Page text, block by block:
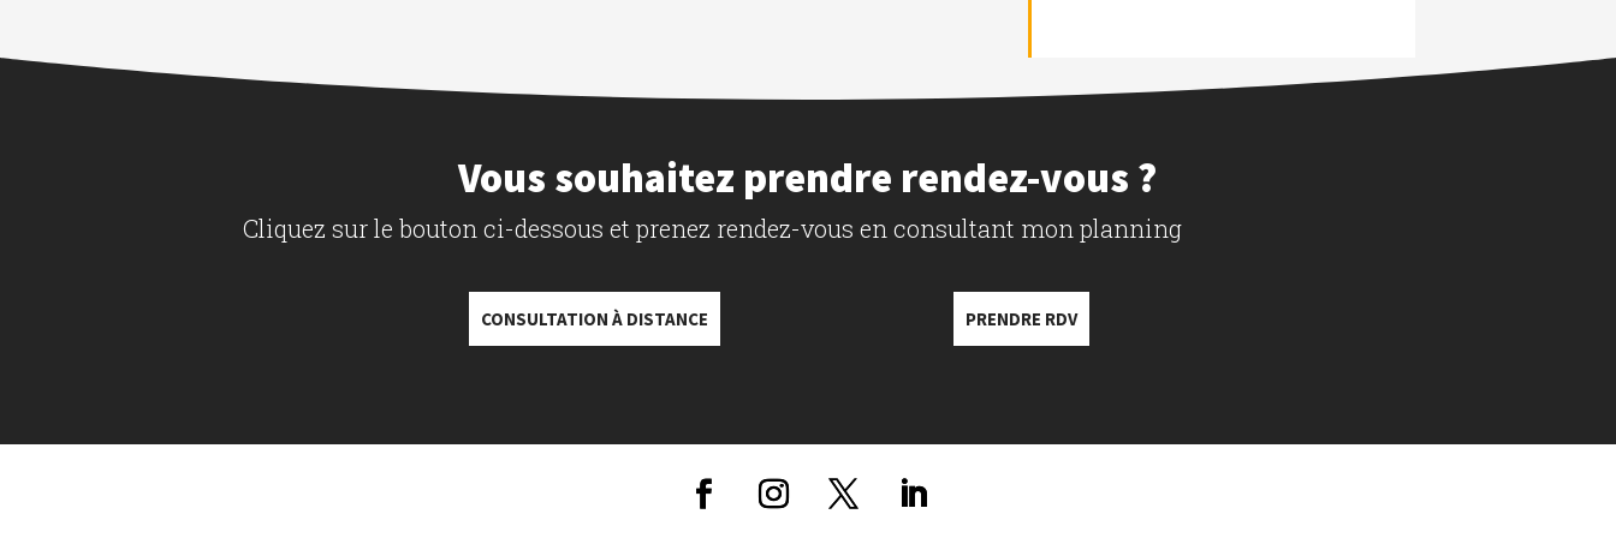
Vous souhaitez prendre rendez-vous ?
Cliquez sur le bouton ci-dessous et prenez rendez-vous en consultant mon planning
CONSULTATION À DISTANCE PRENDRE RDV